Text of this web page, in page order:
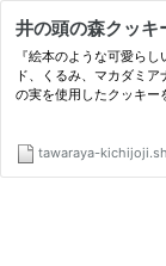
井の頭の森クッキ
『絵本のような可愛ら
ド、くるみ、マカダミ
の実を使用したクッキー
tawaraya-